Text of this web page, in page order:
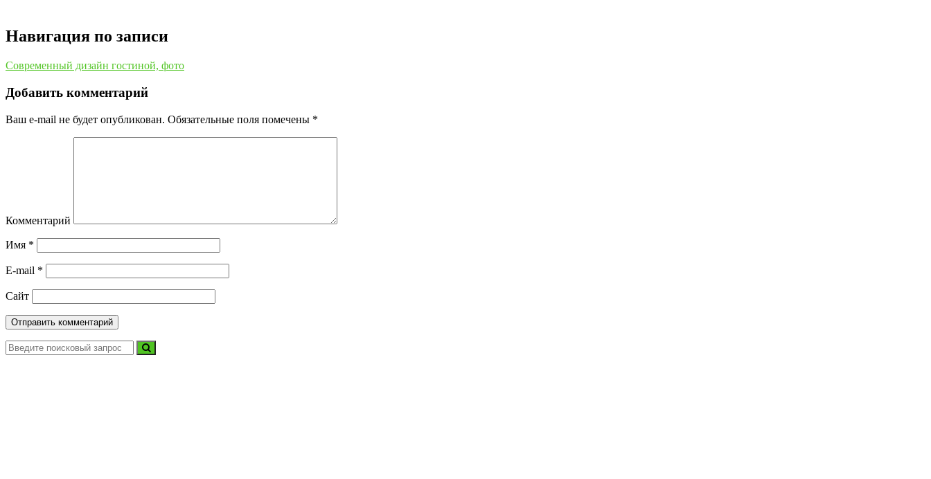
Навигация по записи
Современный дизайн гостиной, фото
Добавить комментарий
Ваш e-mail не будет опубликован. Обязательные поля помечены *
Комментарий
Имя *
E-mail *
Сайт